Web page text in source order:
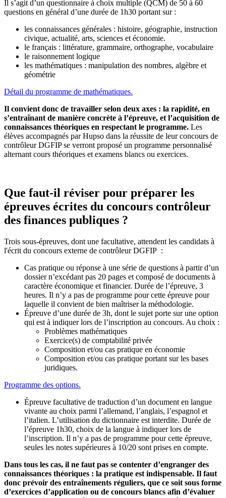
Il s’agit d’un questionnaire à choix multiple (QCM) de 50 à 60
questions en général d’une durée de 1h30 portant sur :
les connaissances générales : histoire, géographie, instruction
civique, actualité, arts, sciences et économie.
le français : littérature, grammaire, orthographe, vocabulaire
le raisonnement logique
les mathématiques : manipulation des nombres, algèbre et
géométrie
Détail du programme de mathématiques.
Il convient donc de travailler selon deux axes : la rapidité, en
s’entraînant de manière concrète à l’épreuve, et l’acquisition de
connaissances théoriques en respectant le programme. Les
élèves accompagnés par Hupso dans la réussite de leur concours de
contrôleur DGFIP se verront proposé un programme personnalisé
alternant cours théoriques et examens blancs ou exercices.
Que faut-il réviser pour préparer les
épreuves écrites du concours contrôleur
des finances publiques ?
Trois sous-épreuves, dont une facultative, attendent les candidats à
l'écrit du concours externe de contrôleur DGFIP :
Cas pratique ou réponse à une série de questions à partir d’un
dossier n’excédant pas 20 pages et composé de documents à
caractère économique et financier. Durée de l’épreuve, 3
heures. Il n’y a pas de programme pour cette épreuve pour
laquelle il convient de bien maîtriser la méthodologie.
Épreuve d’une durée de 3h, dont le sujet porte sur une option
qui est à indiquer lors de l’inscription au concours. Au choix :
Problèmes mathématiques
Exercice(s) de comptabilité privée
Composition et/ou cas pratique en économie
Composition et/ou cas pratique portant sur les bases
juridiques.
Programme des options.
Épreuve facultative de traduction d’un document en langue
vivante au choix parmi l’allemand, l’anglais, l’espagnol et
l’italien. L’utilisation du dictionnaire est interdite. Durée de
l’épreuve 1h30, choix de la langue à indiquer lors de
l’inscription. Il n’y a pas de programme pour cette épreuve,
seules les notes supérieures à 10/20 sont prises en compte.
Dans tous les cas, il ne faut pas se contenter d’engranger des
connaissances théoriques : la pratique est indispensable. Il faut
donc prévoir des entraînements réguliers, que ce soit sous forme
d’exercices d’application ou de concours blancs afin d’évaluer